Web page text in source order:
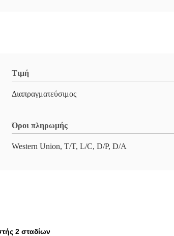
Τιμή
Διαπραγματεύσιμος
Όροι πληρωμής
Western Union, T/T, L/C, D/P, D/A
2 σταδίων